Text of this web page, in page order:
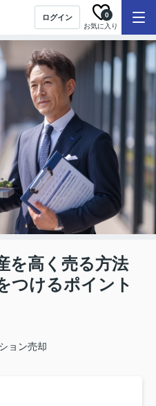
ログイン
お気に入り
0
を高く売る方法
つけるポイント
ョン売却